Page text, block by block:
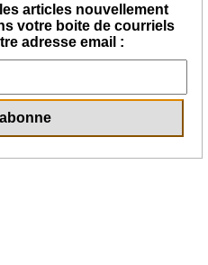
articles nouvellement
votre boite de courriels
adresse email :